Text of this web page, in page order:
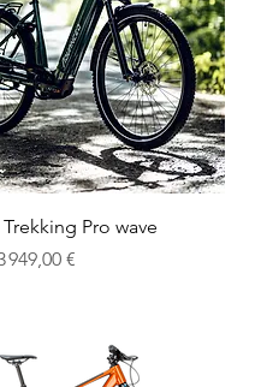
Pro wave
promotionnel
949,00 €